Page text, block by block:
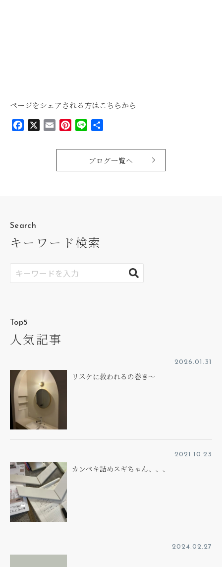
ページをシェアされる方はこちらから
Facebook EmailPinterest
Line
ブログ一覧へ
Search
キーワード検索
Top5
人気記事
2026.01.31
リスケに救われるの巻き～
2021.10.23
カンペキ詰めスギちゃん、、、
2024.02.27